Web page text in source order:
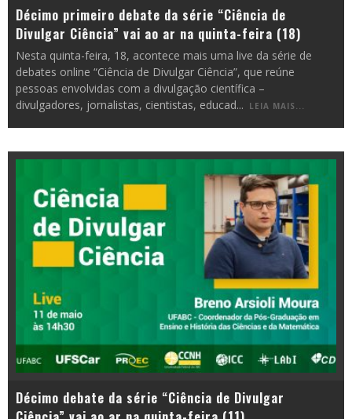
Décimo primeiro debate da série “Ciência de
Divulgar Ciência” vai ao ar na quinta-feira (18)
Nesta quinta-feira, 18, acontece mais uma live da série de
debates online “Ciência de Divulgar Ciência”, que reúne
pessoas envolvidas com a divulgação científica –
divulgadores, jornalistas, cientistas, educad... LEIA MAIS...
Décimo debate da série “Ciência de Divulgar